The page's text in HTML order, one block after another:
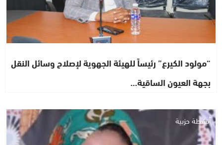
“مولود الكيرع” رئيساً للهيئة الجهوية لإصلاح وسائل النقل
بجهة العيون الساقية…
أنشطة حزبية